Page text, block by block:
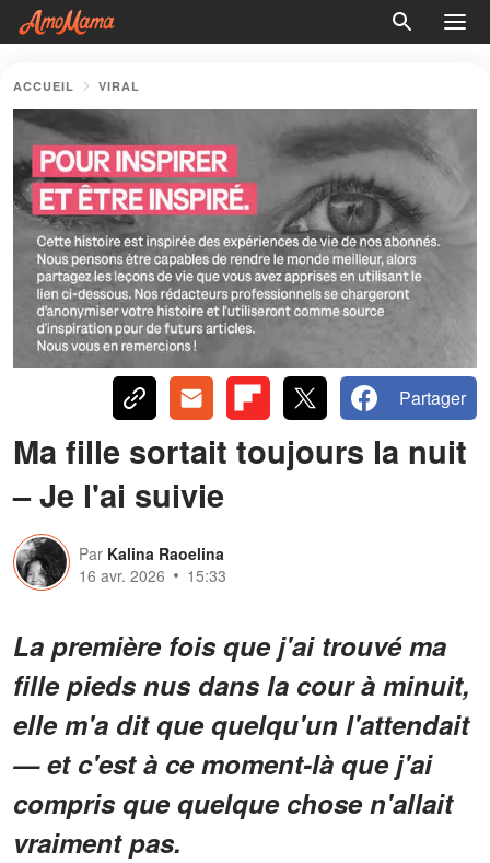
ACCUEIL VIRAL
Partager
Ma fille sortait toujours la nuit
– Je l'ai suivie
Par Kalina Raoelina
16 avr. 2026
15:33
La première fois que j'ai trouvé ma
fille pieds nus dans la cour à minuit,
elle m'a dit que quelqu'un l'attendait
— et c'est à ce moment-là que j'ai
compris que quelque chose n'allait
vraiment pas.